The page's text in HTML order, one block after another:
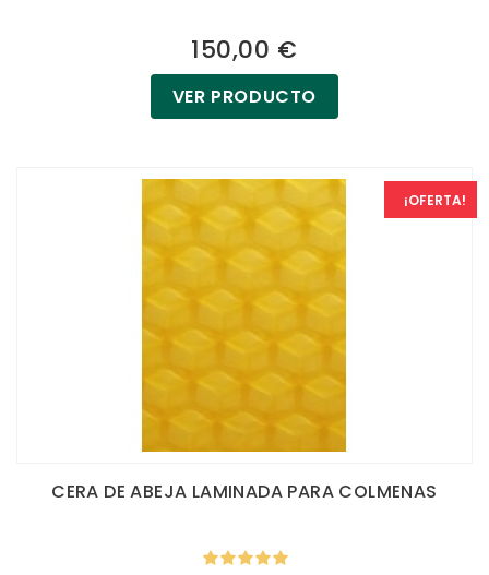
150,00 €
VER PRODUCTO
¡OFERTA!
CERA DE ABEJA LAMINADA PARA COLMENAS